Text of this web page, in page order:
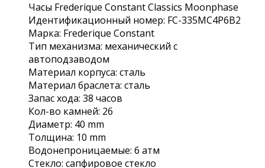
Часы Frederique Constant Classics Moonphase
Идентификационный номер: FC-335MC4P6B2
Марка: Frederique Constant
Тип механизма: механический с
автоподзаводом
Материал корпуса: сталь
Материал браслета: сталь
Запас хода: 38 часов
Кол-во камней: 26
Диаметр: 40 mm
Толщина: 10 mm
Водонепроницаемые: 6 атм
Cтекло: сапфировое стекло